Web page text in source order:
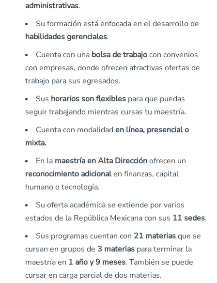
administrativas.
Su formación está enfocada en el desarrollo de
habilidades gerenciales.
Cuenta con una bolsa de trabajocon convenios
con empresas, donde ofrecen atractivas ofertas de
trabajo para sus egresados.
Sus horarios son flexibles para que puedas
seguir trabajando mientras cursas tu maestría.
Cuenta con modalidaden línea, presencial o
mixta.
En la maestría en Alta Direcciónofrecen un
reconocimiento adicionalen finanzas, capital
humano o tecnología.
Su oferta académica se extiende por varios
estados de la República Mexicana con sus 11 sedes.
Sus programas cuentan con 21 materiasque se
cursan en grupos de 3 materias para terminar la
maestría en 1 año y 9 meses. También se puede
cursar en carga parcial de dos materias.